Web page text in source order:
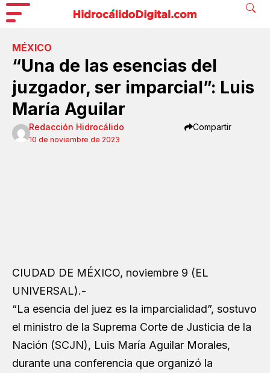
MÉXICO
“Una de las esencias del
juzgador, ser imparcial”: Luis
María Aguilar
Redacción Hidrocálido
10 de noviembre de 2023
Compartir
CIUDAD DE MÉXICO, noviembre 9 (EL
UNIVERSAL).-
“La esencia del juez es la imparcialidad”, sostuvo
el ministro de la Suprema Corte de Justicia de la
Nación (SCJN), Luis María Aguilar Morales,
durante una conferencia que organizó la